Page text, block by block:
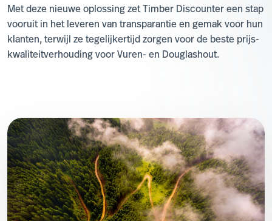
Met deze nieuwe oplossing zet Timber Discounter een stap
vooruit in het leveren van transparantie en gemak voor hun
klanten, terwijl ze tegelijkertijd zorgen voor de beste prijs-
kwaliteitverhouding voor Vuren- en Douglashout.